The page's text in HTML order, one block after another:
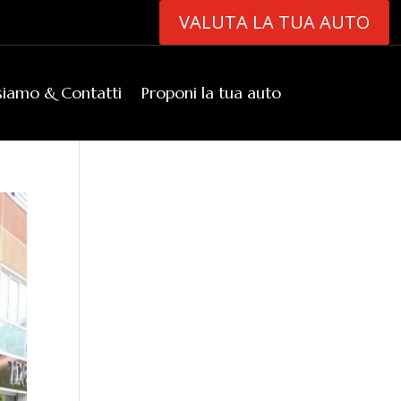
VALUTA LA TUA AUTO
& Contatti Proponi la tua auto